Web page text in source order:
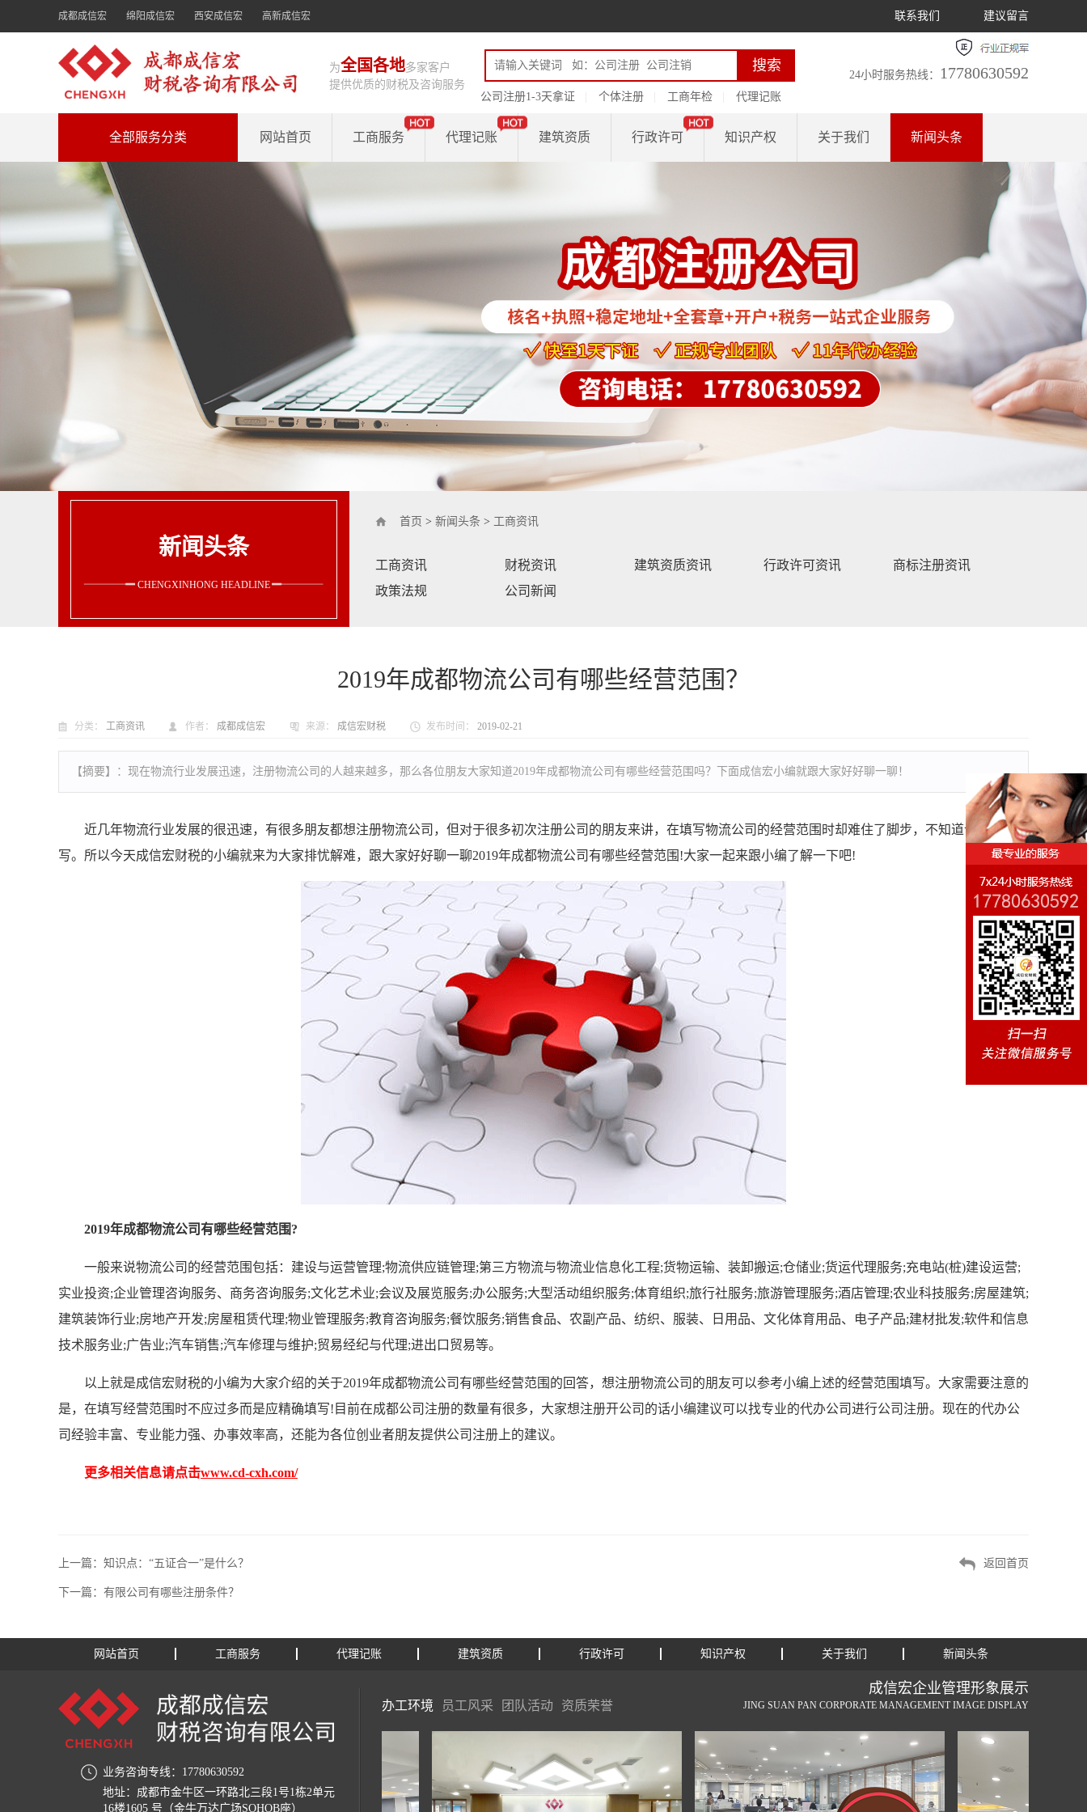
成都成信宏 绵阳成信宏 西安成信宏 高新成信宏 联系我们 建议留言
为全国各地多家客户
提供优质的财税及咨询服务
公司注册1-3天拿证
个体注册 工商年检 代理记账
24小时服务热线： 17780630592
网站首页 工商服务 代理记账 建筑资质 行政许可 知识产权 关于我们 新闻头条
全部服务分类
新闻头条
CHENGXINHONG HEADLINE
首页 > 新闻头条 > 工商资讯
工商资讯 财税资讯 建筑资质资讯 行政许可资讯
商标注册资讯
政策法规
公司新闻
2019年成都物流公司有哪些经营范围？
分类： 工商资讯 作者： 成都成信宏 来源： 成信宏财税 发布时间： 2019-02-21
【摘要】： 现在物流行业发展迅速，注册物流公司的人越来越多，那么各位朋友大家知道2019年成都物流公司有哪些经营范围吗？下面成信宏小编就跟大家好好聊一聊！
近几年物流行业发展的很迅速，有很多朋友都想注册物流公司，但对于很多初次注册公司的朋友来讲，在填写物流公司的经营范围时却难住了脚步，不知道该如何填
写。所以今天成信宏财税的小编就来为大家排忧解难，跟大家好好聊一聊2019年成都物流公司有哪些经营范围!大家一起来跟小编了解一下吧!
2019年成都物流公司有哪些经营范围?
一般来说物流公司的经营范围包括：建设与运营管理;物流供应链管理;第三方物流与物流业信息化工程;货物运输、装卸搬运;仓储业;货运代理服务;充电站(桩)建设运营;
实业投资;企业管理咨询服务、商务咨询服务;文化艺术业;会议及展览服务;办公服务;大型活动组织服务;体育组织;旅行社服务;旅游管理服务;酒店管理;农业科技服务;房屋建筑;
建筑装饰行业;房地产开发;房屋租赁代理;物业管理服务;教育咨询服务;餐饮服务;销售食品、农副产品、纺织、服装、日用品、文化体育用品、电子产品;建材批发;软件和信息
技术服务业;广告业;汽车销售;汽车修理与维护;贸易经纪与代理;进出口贸易等。
以上就是成信宏财税的小编为大家介绍的关于2019年成都物流公司有哪些经营范围的回答，想注册物流公司的朋友可以参考小编上述的经营范围填写。大家需要注意的
是，在填写经营范围时不应过多而是应精确填写!目前在成都公司注册的数量有很多，大家想注册开公司的话小编建议可以找专业的代办公司进行公司注册。现在的代办公
司经验丰富、专业能力强、办事效率高，还能为各位创业者朋友提供公司注册上的建议。
更多相关信息请点击www.cd-cxh.com/
上一篇： 知识点：“五证合一”是什么？
下一篇： 有限公司有哪些注册条件？
返回首页
网站首页 工商服务 代理记账 建筑资质 行政许可 知识产权 关于我们 新闻头条
业务咨询专线：17780630592
地址：成都市金牛区一环路北三段1号1栋2单元
16楼1605 号（金牛万达广场SOHOB座）
成信宏企业管理形象展示
JING SUAN PAN CORPORATE MANAGEMENT IMAGE DISPLAY
办工环境 员工风采 团队活动 资质荣誉